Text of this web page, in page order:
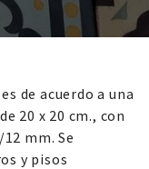
de acuerdo a una
20 x 20 cm., con
mm. Se
y pisos